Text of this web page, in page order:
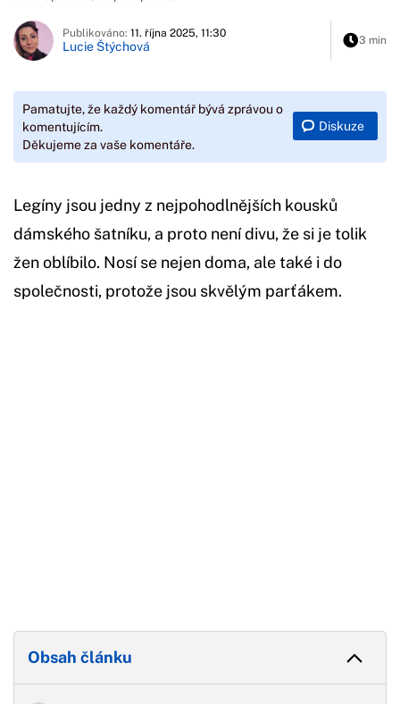
Publikováno: 11. října 2025, 11:30
Lucie Štýchová 3 min
Pamatujte, že každý komentář bývá zprávou o
komentujícím.
Děkujeme za vaše komentáře.
Diskuze
Legíny jsou jedny z nejpohodlnějších kousků
dámského šatníku, a proto není divu, že si je tolik
žen oblíbilo. Nosí se nejen doma, ale také i do
společnosti, protože jsou skvělým parťákem.
Obsah článku